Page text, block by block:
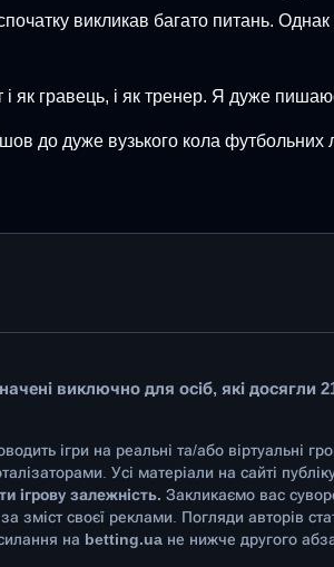
викликав багато питань.
і як гравець, і як тренер. Я дуже
до дуже вузького кола футбольних
виключно для осіб, які досягли
ігри на реальні та/або віртуальні
Усі матеріали на сайті
ігрову залежність. Закликаємо вас
зміст своєї реклами. Погляди авторів
на betting.uaне нижче другого